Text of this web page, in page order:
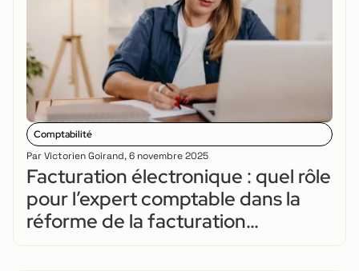
Comptabilité
Par Victorien Goirand,6 novembre 2025
Facturation électronique : quel rôle
pour l’expert comptable dans la
réforme de la facturation